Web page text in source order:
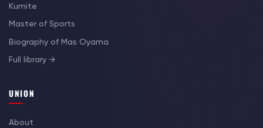
Kumite
Master of Sports
Biography of Mas Oyama
Full library →
UNION
About